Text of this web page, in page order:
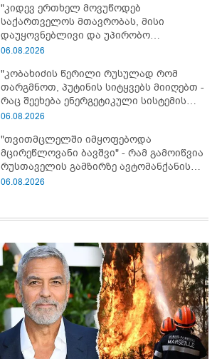
"კიდევ ერთხელ მოვუწოდებ
საქართველოს მთავრობას, მისი
დაუყოვნებლივი და უპირობო
გათავისუფლებისკენ" - რას წერს ეუთო-ს
06.08.2026
"კობახიძის წერილი რუსულად რომ
თარგმნოთ, პუტინის სიტყვებს მიიღებთ -
რაც შეეხება ენერგეტიკული სისტემის
პრობლემას, ნამდვილად ვაპირებ
არამედ აღვადგინო ხაზის ტელეფონიც" -
გია ჯაფარიძე
06.08.2026
"თვითმცლელში იმყოფებოდა
მცირეწლოვანი ბავშვი" - რამ გამოიწვია
რუსთაველის გამზირზე ავტომანქანის
გადაბრუნება: “ჯივიპი” განცხადებას
06.08.2026